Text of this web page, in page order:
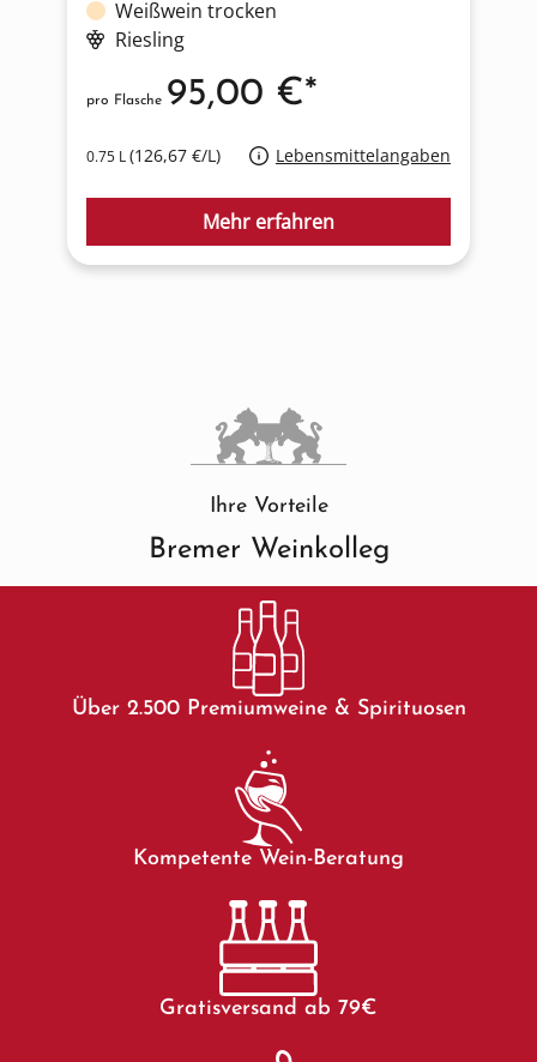
Weißwein trocken
Riesling
0.75 L(126,67 €/L) Lebensmittelangaben
pro Flasche 95,00 €*
Mehr erfahren
Ihre Vorteile
Bremer Weinkolleg
Über 2.500 Premiumweine & Spirituosen
Kompetente Wein-Beratung
Gratisversand ab 79€